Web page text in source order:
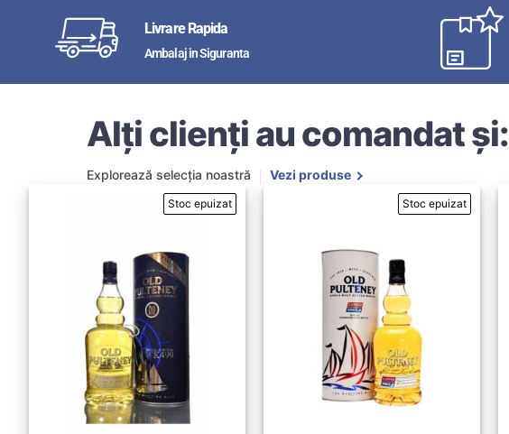
Livrare Rapida
Ambalaj in Siguranta
Alți clienți au comandat și:
Explorează selecția noastră Vezi produse